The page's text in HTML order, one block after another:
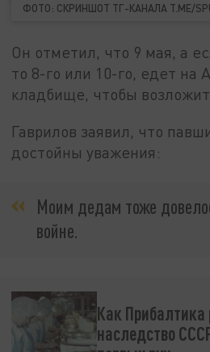
ФОТО: СКРИНШОТ ТГ-КАНАЛА T.ME/
Он отметил, что 9 мая, а
то 8-го или 10-го, едет на
кладбище, чтобы
Гаврилов заявил, что
достойны уважения:
Моим дедам тоже
войне.
Как Прибалтика
наследство